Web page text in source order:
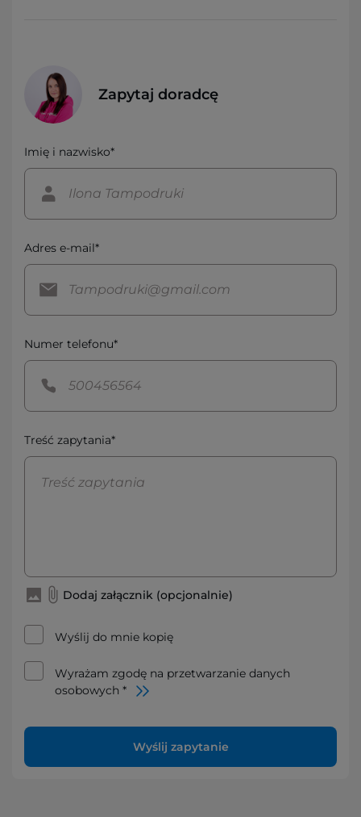
Zapytaj doradcę
Imię i nazwisko*
Adres e-mail*
Numer telefonu*
Treść zapytania*
Dodaj załącznik (opcjonalnie)
Wyślij do mnie kopię
Wyrażam zgodę na przetwarzanie danych
osobowych *
Wyślij zapytanie